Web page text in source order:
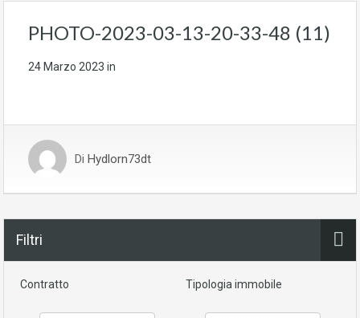
PHOTO-2023-03-13-20-33-48 (11)
24 Marzo 2023 in
Di Hydlorn73dt
Filtri
Contratto Tipologia immobile